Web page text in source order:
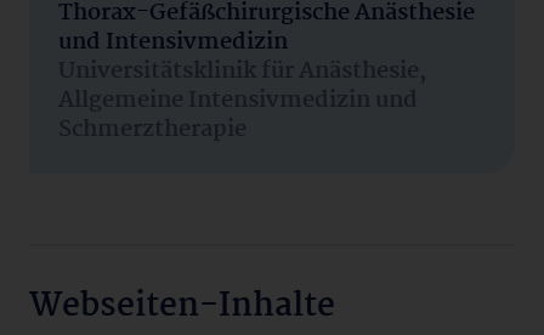
Thorax-Gefäßchirurgische Anästhesie
und Intensivmedizin
Universitätsklinik für Anästhesie,
Allgemeine Intensivmedizin und
Schmerztherapie
Webseiten-Inhalte